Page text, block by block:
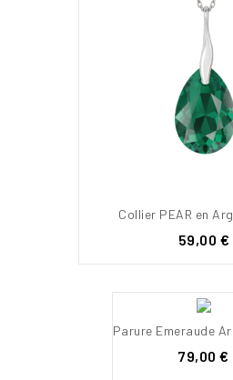
Collier PEAR en
Prix
59,00 €
Parure Emeraude
Prix
79,00 €